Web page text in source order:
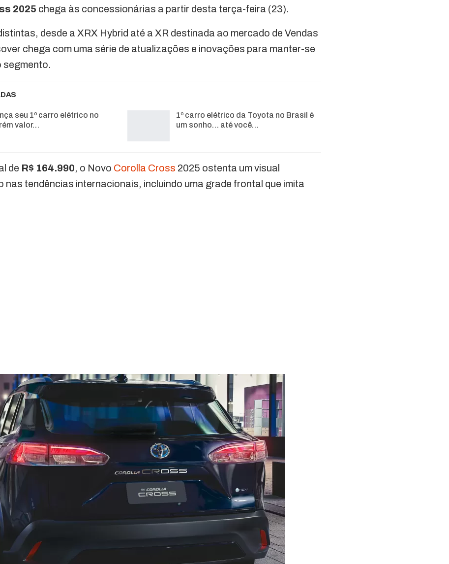
2025 chega às concessionárias a partir desta terça-feira (23).
desde a XRX Hybrid até a XR destinada ao mercado de Vendas
chega com uma série de atualizações e inovações para manter-se
segmento.
seu 1º carro elétrico no
valor…
1º carro elétrico da Toyota no Brasil é
um sonho… até você…
de R$ 164.990, o Novo Corolla Cross 2025 ostenta um visual
nas tendências internacionais, incluindo uma grade frontal que imita